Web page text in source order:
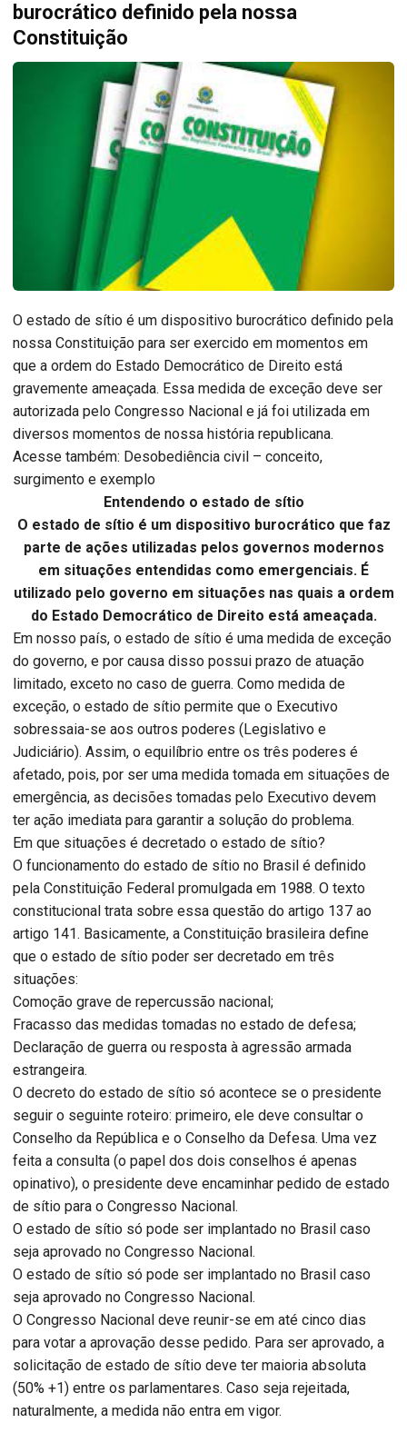
burocrático definido pela nossa
Constituição
O estado de sítio é um dispositivo burocrático definido pela
nossa Constituição para ser exercido em momentos em
que a ordem do Estado Democrático de Direito está
gravemente ameaçada. Essa medida de exceção deve ser
autorizada pelo Congresso Nacional e já foi utilizada em
diversos momentos de nossa história republicana.
Acesse também: Desobediência civil – conceito,
surgimento e exemplo
Entendendo o estado de sítio
O estado de sítio é um dispositivo burocrático que faz
parte de ações utilizadas pelos governos modernos
em situações entendidas como emergenciais. É
utilizado pelo governo em situações nas quais a ordem
do Estado Democrático de Direito está ameaçada.
Em nosso país, o estado de sítio é uma medida de exceção
do governo, e por causa disso possui prazo de atuação
limitado, exceto no caso de guerra. Como medida de
exceção, o estado de sítio permite que o Executivo
sobressaia-se aos outros poderes (Legislativo e
Judiciário). Assim, o equilíbrio entre os três poderes é
afetado, pois, por ser uma medida tomada em situações de
emergência, as decisões tomadas pelo Executivo devem
ter ação imediata para garantir a solução do problema.
Em que situações é decretado o estado de sítio?
O funcionamento do estado de sítio no Brasil é definido
pela Constituição Federal promulgada em 1988. O texto
constitucional trata sobre essa questão do artigo 137 ao
artigo 141. Basicamente, a Constituição brasileira define
que o estado de sítio poder ser decretado em três
situações:
Comoção grave de repercussão nacional;
Fracasso das medidas tomadas no estado de defesa;
Declaração de guerra ou resposta à agressão armada
estrangeira.
O decreto do estado de sítio só acontece se o presidente
seguir o seguinte roteiro: primeiro, ele deve consultar o
Conselho da República e o Conselho da Defesa. Uma vez
feita a consulta (o papel dos dois conselhos é apenas
opinativo), o presidente deve encaminhar pedido de estado
de sítio para o Congresso Nacional.
O estado de sítio só pode ser implantado no Brasil caso
seja aprovado no Congresso Nacional.
O estado de sítio só pode ser implantado no Brasil caso
seja aprovado no Congresso Nacional.
O Congresso Nacional deve reunir-se em até cinco dias
para votar a aprovação desse pedido. Para ser aprovado, a
solicitação de estado de sítio deve ter maioria absoluta
(50% +1) entre os parlamentares. Caso seja rejeitada,
naturalmente, a medida não entra em vigor.